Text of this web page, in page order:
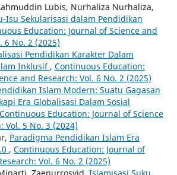
Lubis, Nurhaliza Nurhaliza,
Isu Sekularisasi dalam Pendidikan
Education: Journal of Science and
6 No. 2 (2025)
Pendidikan Karakter Dalam
Inklusif , Continuous Education:
and Research: Vol. 6 No. 2 (2025)
Islam Modern: Suatu Gagasan
Era Globalisasi Dalam Sosial
Continuous Education: Journal of Science
Vol. 5 No. 3 (2024)
Paradigma Pendidikan Islam Era
, Continuous Education: Journal of
Vol. 6 No. 2 (2025)